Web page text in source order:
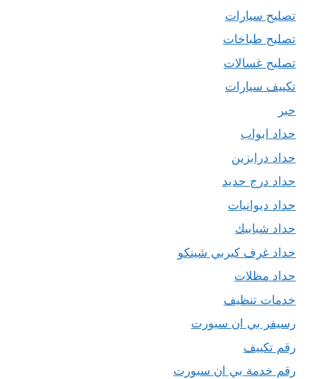
تصليح سيارات
تصليح طباخات
تصليح غسالات
تكييف سيارات
حبر
حداد ابواب
حداد درابزين
حداد درج حديد
حداد ديوانيات
حداد شبابيك
حداد غرف كيربي شينكو
حداد مظلات
خدمات تنظيف
رسيفر بي ان سبورت
رقم تكييف
رقم خدمة بي ان سبورت